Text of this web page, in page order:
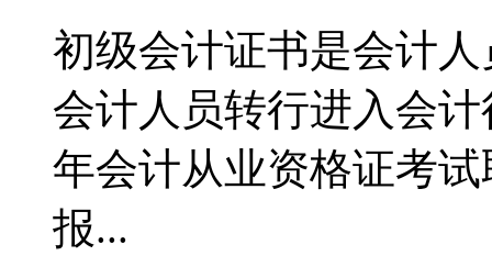
初级会计证书是会计
会计人员转行进入会
年会计从业资格证考
报...